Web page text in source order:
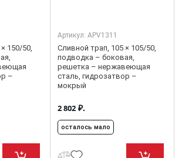
150/50,
–
Артикул: APV1311
Сливной трап, 105 × 105/50,
подводка – боковая,
решетка – нержавеющая
сталь, гидрозатвор –
мокрый
2 802 ₽.
осталось мало